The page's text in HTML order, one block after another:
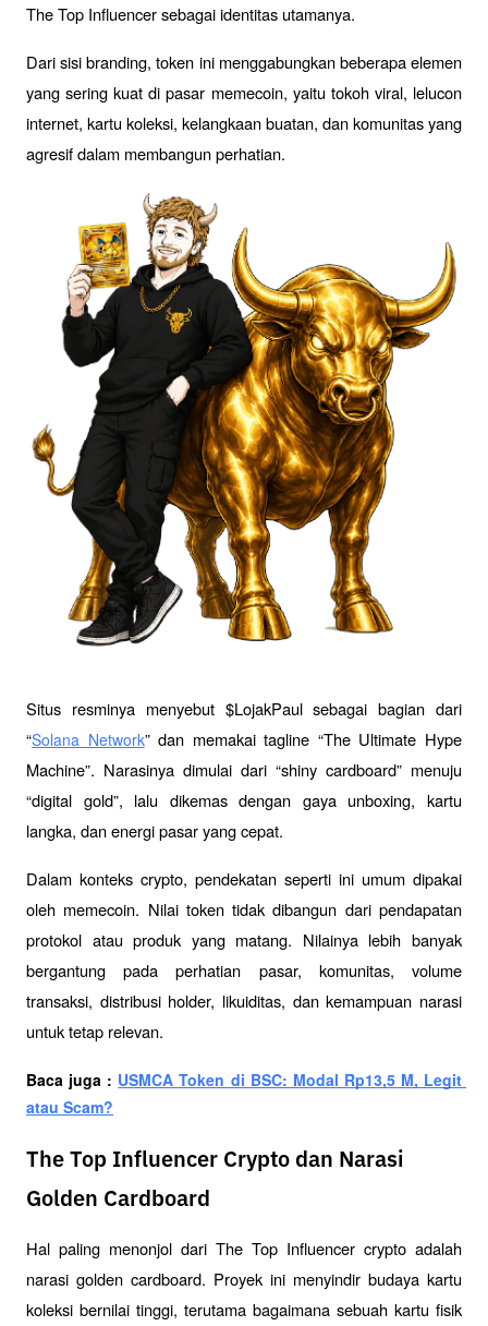
The Top Influencer sebagai identitas utamanya.
Dari sisi branding, token ini menggabungkan beberapa elemen
yang sering kuat di pasar memecoin, yaitu tokoh viral, lelucon
internet, kartu koleksi, kelangkaan buatan, dan komunitas yang
agresif dalam membangun perhatian.
Situs resminya menyebut $LojakPaul sebagai bagian dari
“Solana Network” dan memakai tagline “The Ultimate Hype
Machine”. Narasinya dimulai dari “shiny cardboard” menuju
“digital gold”, lalu dikemas dengan gaya unboxing, kartu
langka, dan energi pasar yang cepat.
Dalam konteks crypto, pendekatan seperti ini umum dipakai
oleh memecoin. Nilai token tidak dibangun dari pendapatan
protokol atau produk yang matang. Nilainya lebih banyak
bergantung pada perhatian pasar, komunitas, volume
transaksi, distribusi holder, likuiditas, dan kemampuan narasi
untuk tetap relevan.
Baca juga : USMCA Token di BSC: Modal Rp13,5 M, Legit
atau Scam?
The Top Influencer Crypto dan Narasi
Golden Cardboard
Hal paling menonjol dari The Top Influencer crypto adalah
narasi golden cardboard. Proyek ini menyindir budaya kartu
koleksi bernilai tinggi, terutama bagaimana sebuah kartu fisik